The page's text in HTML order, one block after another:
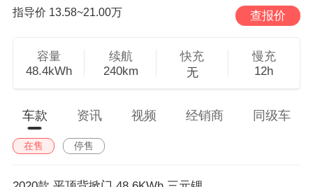
指导价 13.58~21.00万 查报价
容量
48.4kWh
续航
240km
快充
无
慢充
12h
车款 资讯 视频 经销商 同级车
在售 停售